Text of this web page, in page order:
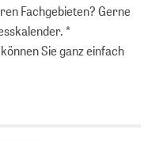
Fachgebieten? Gerne
*
können Sie ganz einfach